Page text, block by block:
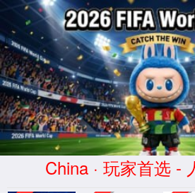
中国·3499cc拉斯维加
有限公司-Official
WTS-WAF拦截详情
出现该页面的原因:
1.你的请求是黑客攻击
2.你的请求合法但触发了安全规则,请提